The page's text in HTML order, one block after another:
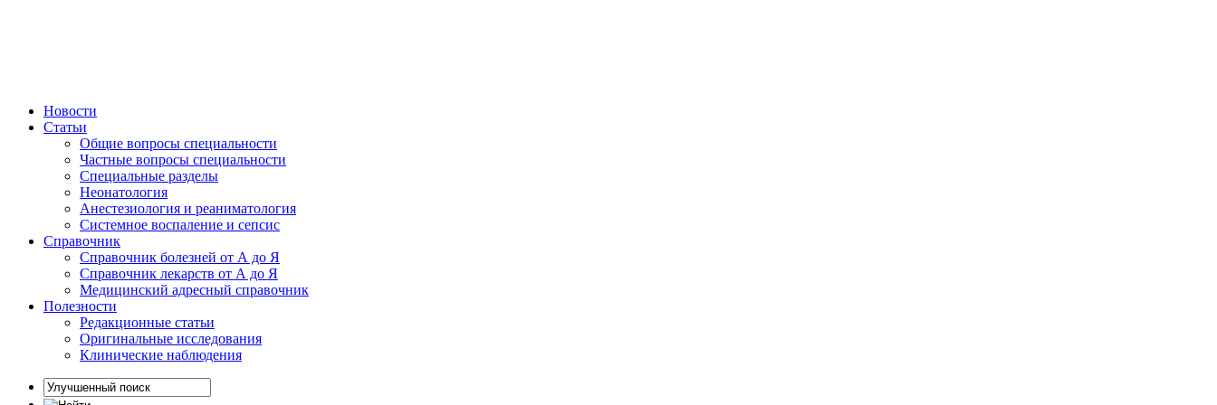
Новости
Статьи
Общие вопросы специальности
Частные вопросы специальности
Специальные разделы
Неонатология
Анестезиология и реаниматология
Системное воспаление и сепсис
Справочник
Справочник болезней от А до Я
Справочник лекарств от А до Я
Медицинский адресный справочник
Полезности
Редакционные статьи
Оригинальные исследования
Клинические наблюдения